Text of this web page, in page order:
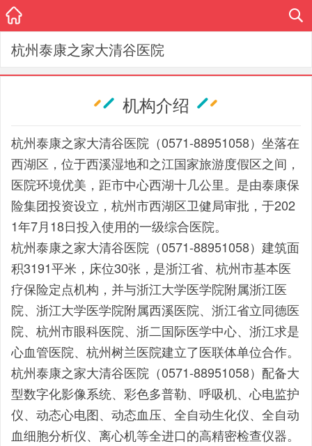
杭州泰康之家大清谷医院
机构介绍
杭州泰康之家大清谷医院（0571-88951058）坐落在
西湖区，位于西溪湿地和之江国家旅游度假区之间，
医院环境优美，距市中心西湖十几公里。是由泰康保
险集团投资设立，杭州市西湖区卫健局审批，于202
1年7月18日投入使用的一级综合医院。
杭州泰康之家大清谷医院（0571-88951058）建筑面
积3191平米，床位30张，是浙江省、杭州市基本医
疗保险定点机构，并与浙江大学医学院附属浙江医
院、浙江大学医学院附属西溪医院、浙江省立同德医
院、杭州市眼科医院、浙二国际医学中心、浙江求是
心血管医院、杭州树兰医院建立了医联体单位合作。
杭州泰康之家大清谷医院（0571-88951058）配备大
型数字化影像系统、彩色多普勒、呼吸机、心电监护
仪、动态心电图、动态血压、全自动生化仪、全自动
血细胞分析仪、离心机等全进口的高精密检查仪器。